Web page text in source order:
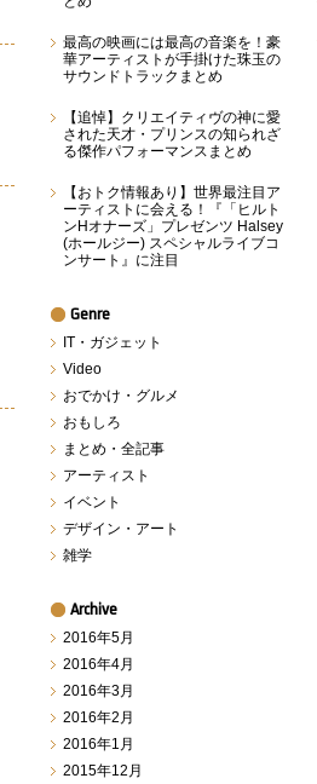
最高の映画には最高の音楽を！豪
華アーティストが手掛けた珠玉の
サウンドトラックまとめ
【追悼】クリエイティヴの神に愛
された天才・プリンスの知られざ
る傑作パフォーマンスまとめ
【おトク情報あり】世界最注目ア
ーティストに会える！『「ヒルト
ンHオナーズ」プレゼンツ Halsey
(ホールジー) スペシャルライブコ
ンサート』に注目
Genre
IT・ガジェット
Video
おでかけ・グルメ
おもしろ
まとめ・全記事
アーティスト
イベント
デザイン・アート
雑学
Archive
2016年5月
2016年4月
2016年3月
2016年2月
2016年1月
2015年12月